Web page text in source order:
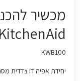
מכשיר
KitchenAid שחור
KWB100
יחידת אפיה דו צדדית